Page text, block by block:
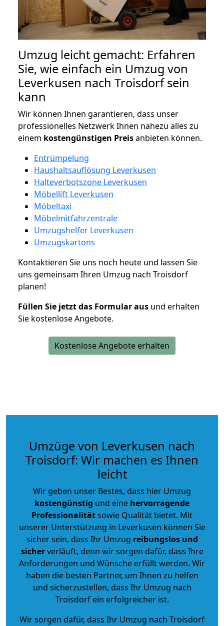
Umzug leicht gemacht: Erfahren
Sie, wie einfach ein Umzug von
Leverkusen nach Troisdorf sein
kann
Wir können Ihnen garantieren, dass unser
professionelles Netzwerk Ihnen nahezu alles zu
einem kostengünstigen Preisanbieten können.
Entrümpelung
Haushaltsauflösung Leverkusen
Halteverbotszone Leverkusen
Möbellift Leverkusen
Möbeltaxi
Möbelmitfahrzentrale
Umzugshelfer Leverkusen
Umzugskartons
Kontaktieren Sie uns noch heute und lassen Sie
uns gemeinsam Ihren Umzug nach Troisdorf
planen!
Füllen Sie jetzt das Formular aus und erhalten
Sie kostenlose Angebote.
Kostenlose Angebote erhalten
Umzüge von Leverkusen nach
Troisdorf: Wir machen es Ihnen
leicht
Wir geben unser Bestes, dass hier Umzug
kostengünstig und eine hervorragende
Professionalitätsowie Qualität bietet. Mit
unserer Unterstützung in Leverkusen können Sie
sicher sein, dass Ihr Umzug reibungslos und
sicherverläuft, denn wir sorgen dafür, dass Ihre
Anforderungen und Wünsche erfüllt werden. Wir
haben die besten Partner, um Ihnen zu helfen
und sicherzustellen, dass Ihr Umzug nach
Troisdorf ein erfolgreicher ist.
Wir sorgen dafür, dass Ihr Umzug nach Troisdorf